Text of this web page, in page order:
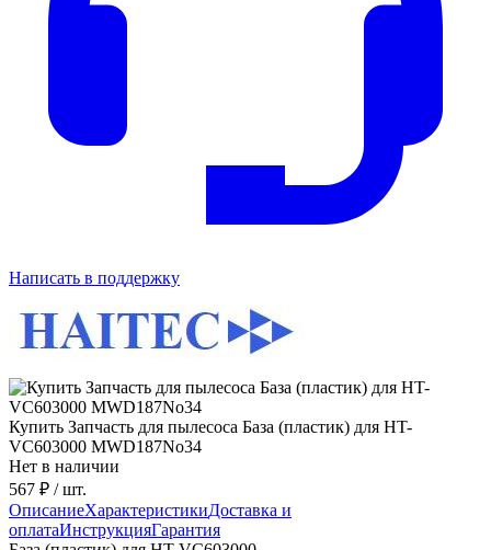
Написать в поддержку
Купить Запчасть для пылесоса База (пластик) для HT-
VC603000 MWD187No34
Нет в наличии
567 ₽ / шт.
ОписаниеХарактеристикиДоставка и
оплатаИнструкцияГарантия